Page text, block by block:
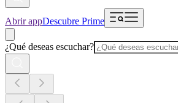
Abrir appDescubre Prime
¿Qué deseas escuchar?